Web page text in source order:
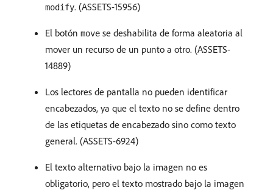
modify. (ASSETS-15956)
El botón move se deshabilita de forma aleatoria al
mover un recurso de un punto a otro. (ASSETS-
14889)
Los lectores de pantalla no pueden identificar
encabezados, ya que el texto no se define dentro
de las etiquetas de encabezado sino como texto
general. (ASSETS-6924)
El texto alternativo bajo la imagen no es
obligatorio, pero el texto mostrado bajo la imagen